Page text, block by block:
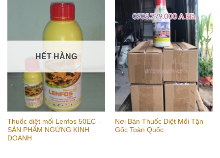
HẾT HÀNG
Thuốc diệt mối Lenfos 50EC –
SẢN PHẨM NGỪNG KINH
DOANH
Nơi Bán Thuốc Diệt Mối Tận
Gốc Toàn Quốc